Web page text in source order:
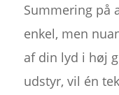
Summering på
enkel, men
af din lyd i høj
udstyr, vil én